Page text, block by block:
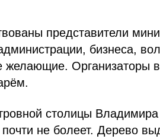
представители
бизнеса,
желающие. Организаторы
столицы
не болеет. Дерево